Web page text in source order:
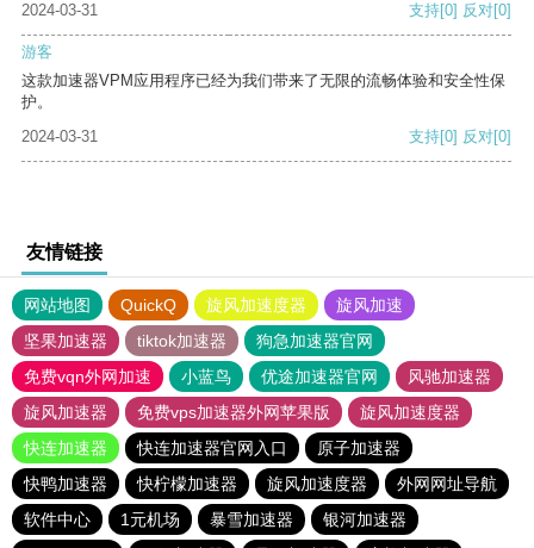
2024-03-31
支持[0] 反对[0]
游客
这款加速器VPM应用程序已经为我们带来了无限的流畅体验和安全性保
护。
2024-03-31
支持[0] 反对[0]
友情链接
网站地图 QuickQ 旋风加速度器
旋风加速
坚果加速器
tiktok加速器
狗急加速器官网
免费vqn外网加速
小蓝鸟 优途加速器官网
风驰加速器
旋风加速器
免费vps加速器外网苹果版
旋风加速度器
快连加速器
快连加速器官网入口
原子加速器
快鸭加速器
快柠檬加速器 旋风加速度器
外网网址导航
软件中心
1元机场 暴雪加速器
银河加速器